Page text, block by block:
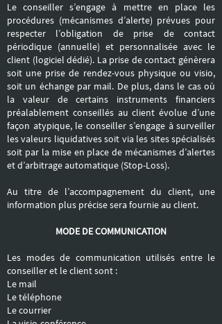
Le conseiller s’engage à mettre en place les
procédures (mécanismes d’alerte) prévues pour
respecter l’obligation de prise de contact
périodique (annuelle) et personnalisée avec le
client (logiciel dédié). La prise de contact génèrera
soit une prise de rendez-vous physique ou visio,
soit un échange par mail. De plus, dans le cas où
la valeur de certains instruments financiers
préalablement conseillés au client évolue d’une
façon atypique, le conseiller s’engage à surveiller
les valeurs liquidatives soit via les sites spécialisés
soit par la mise en place de mécanismes d’alertes
et d’arbitrage automatique (Stop-Loss).
Au titre de l’accompagnement du client, une
information plus précise sera fournie au client.
MODE DE COMMUNICATION
Les modes de communication utilisés entre le
conseiller et le client sont :
Le mail
Le téléphone
Le courrier